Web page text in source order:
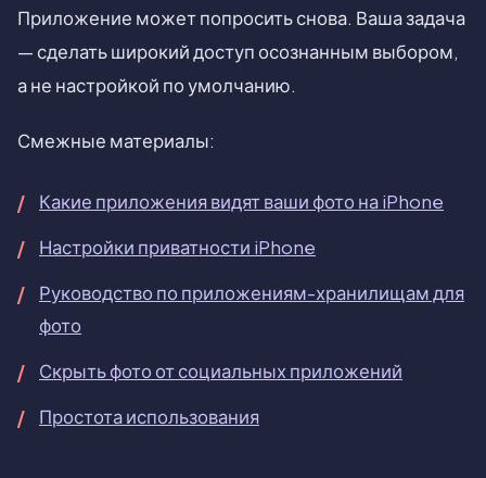
Приложение может попросить снова. Ваша задача
— сделать широкий доступ осознанным выбором,
а не настройкой по умолчанию.
Смежные материалы:
Какие приложения видят ваши фото на iPhone
Настройки приватности iPhone
Руководство по приложениям-хранилищам для
фото
Скрыть фото от социальных приложений
Простота использования